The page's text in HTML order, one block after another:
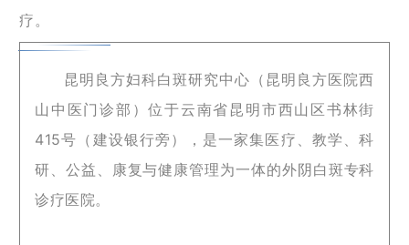
疗。
昆明良方妇科白斑研究中心（昆明良方医院西
山中医门诊部）位于云南省昆明市西山区书林街
415号（建设银行旁），是一家集医疗、教学、科
研、公益、康复与健康管理为一体的外阴白斑专科
诊疗医院。